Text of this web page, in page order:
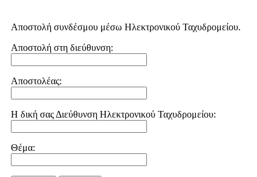
Αποστολή συνδέσμου μέσω Ηλεκτρονικού Ταχυδρομείου.
Αποστολή στη διεύθυνση:
Αποστολέας:
Η δική σας Διεύθυνση Ηλεκτρονικού Ταχυδρομείου:
Θέμα: